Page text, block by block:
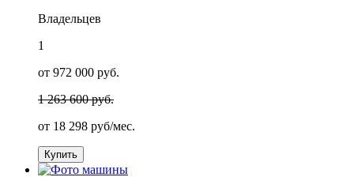
Владельцев
1
от 972 000 руб.
1 263 600 руб.
от 18 298 руб/мес.
Купить